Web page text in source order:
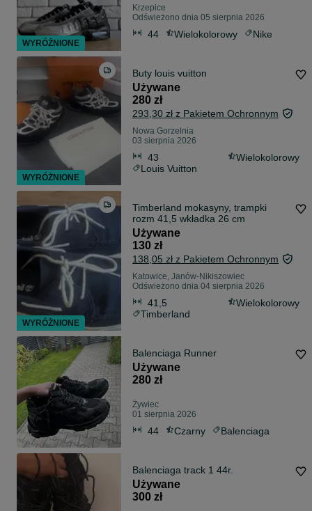
Krzepice
Odświeżono dnia 05 sierpnia 2026
44 Wielokolorowy Nike
Buty louis vuitton
Używane
280 zł
293,30 zł z Pakietem Ochronnym
Nowa Gorzelnia
03 sierpnia 2026
43
Wielokolorowy
Louis Vuitton
Timberland mokasyny, trampki
rozm 41,5 wkładka 26 cm
Używane
130 zł
138,05 zł z Pakietem Ochronnym
Katowice, Janów-Nikiszowiec
Odświeżono dnia 04 sierpnia 2026
41,5
Wielokolorowy
Timberland
Balenciaga Runner
Używane
280 zł
Żywiec
01 sierpnia 2026
44 Czarny Balenciaga
Balenciaga track 1 44r.
Używane
300 zł
WYRÓŻNIONE
WYRÓŻNIONE
WYRÓŻNIONE